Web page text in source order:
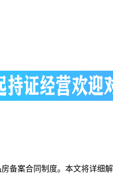
备案合同制度。本文将详细